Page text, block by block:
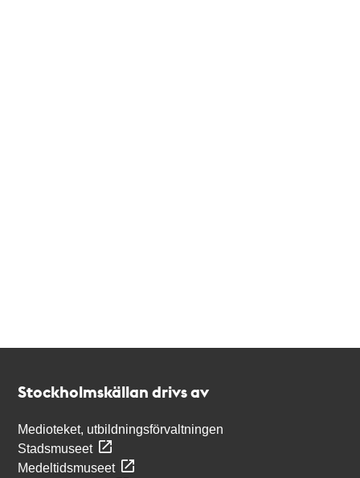
Stockholmskällan drivs av
Medioteket, utbildningsförvaltningen
Stadsmuseet
Medeltidsmuseet